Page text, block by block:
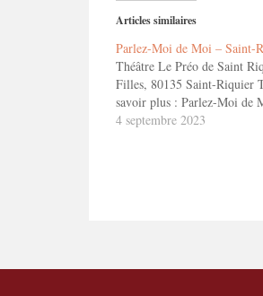
Articles similaires
Parlez-Moi de Moi – Saint-
Théâtre Le Préo de Saint
Filles, 80135 Saint-Riquier
savoir plus : Parlez-Moi de
4 septembre 2023